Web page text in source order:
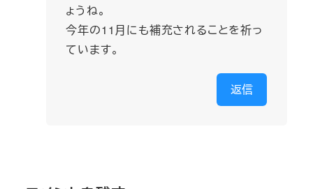
ょうね。
今年の11月にも補充されることを祈っ
ています。
返信